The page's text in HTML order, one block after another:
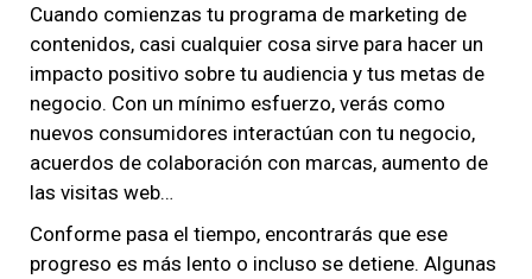
Cuando comienzas tu programa de marketing de
contenidos, casi cualquier cosa sirve para hacer un
impacto positivo sobre tu audiencia y tus metas de
negocio. Con un mínimo esfuerzo, verás como
nuevos consumidores interactúan con tu negocio,
acuerdos de colaboración con marcas, aumento de
las visitas web…
Conforme pasa el tiempo, encontrarás que ese
progreso es más lento o incluso se detiene. Algunas